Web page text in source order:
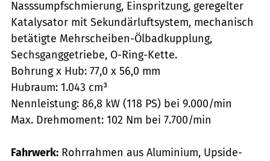
Nasssumpfschmierung, Einspritzung, geregelter
Katalysator mit Sekundärluftsystem, mechanisch
betätigte Mehrscheiben-Ölbadkupplung,
Sechsganggetriebe, O-Ring-Kette.
Bohrung x Hub: 77,0 x 56,0 mm
Hubraum: 1.043 cm³
Nennleistung: 86,8 kW (118 PS) bei 9.000/min
Max. Drehmoment: 102 Nm bei 7.700/min
Fahrwerk: Rohrrahmen aus Aluminium, Upside-